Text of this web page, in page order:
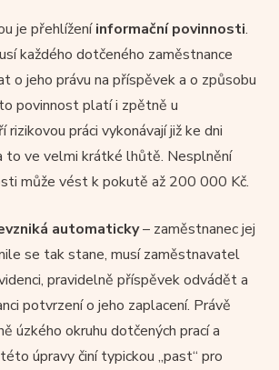
je přehlíženíinformační povinnosti.
každého dotčeného zaměstnance
o jeho právu na příspěvek a o způsobu
povinnost platí i zpětně u
rizikovou práci vykonávají již ke dni
to ve velmi krátké lhůtě. Nesplnění
může vést k pokutě až 200 000 Kč.
automaticky– zaměstnanec jej
se tak stane, musí zaměstnavatel
pravidelně příspěvek odvádět a
potvrzení o jeho zaplacení. Právě
úzkého okruhu dotčených prací a
úpravy činí typickou „past“ pro